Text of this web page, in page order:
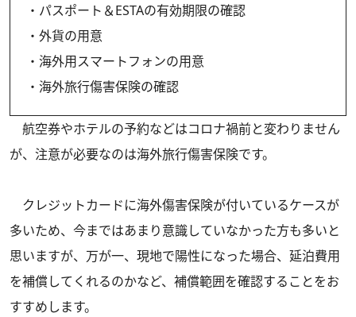
・パスポート＆ESTAの有効期限の確認
・外貨の用意
・海外用スマートフォンの用意
・海外旅行傷害保険の確認
航空券やホテルの予約などはコロナ禍前と変わりません
が、注意が必要なのは海外旅行傷害保険です。
クレジットカードに海外傷害保険が付いているケースが
多いため、今まではあまり意識していなかった方も多いと
思いますが、万が一、現地で陽性になった場合、延泊費用
を補償してくれるのかなど、補償範囲を確認することをお
すすめします。